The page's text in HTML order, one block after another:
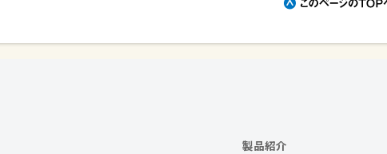
製品紹介